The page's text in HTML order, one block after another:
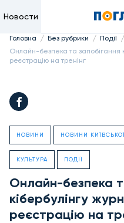
Новости
Головна / Без рубрики / Події /
Онлайн-безпека та запобігання
реєстрацію на тренінг
НОВИНИ НОВИНИ
КУЛЬТУРА ПОДІЇ
Онлайн-безпека
кібербулінгу
реєстрацію на